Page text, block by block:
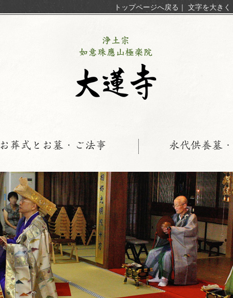
トップページへ戻る ｜ 文字を大きく
お葬式とお墓・ご法事 永代供養墓